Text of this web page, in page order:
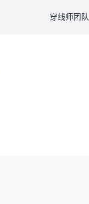
穿线师团队